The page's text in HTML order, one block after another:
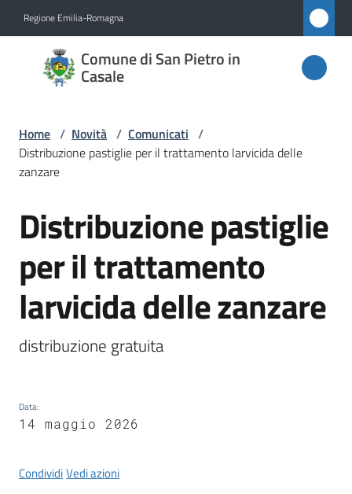
Regione Emilia-Romagna
Comune di San Pietro in
Casale
Comune
di San
in
Casale
Amministrazione
Novità
Menu selezionato
Servizi
Vivere
Amministrazione
Home / Novità / Comunicati /
Distribuzione pastiglie per il trattamento larvicida delle
zanzare
Salta al contenuto
Distribuzione pastiglie
per il trattamento
larvicida delle zanzare
distribuzione gratuita
Data:
14 maggio 2026
CondividiVedi azioni